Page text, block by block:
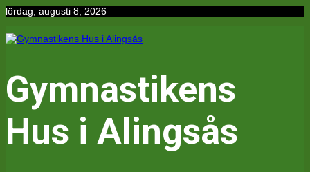
Hoppa
innehåll
lördag, augusti 8, 2026
Gymnastikens
Hus i Alingsås